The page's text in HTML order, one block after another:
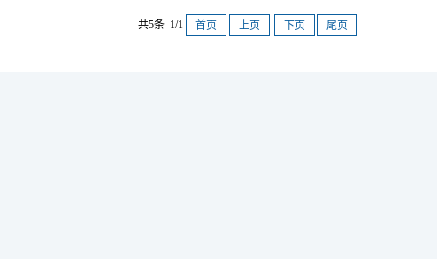
共5条 1/1 首页 上页 下页 尾页